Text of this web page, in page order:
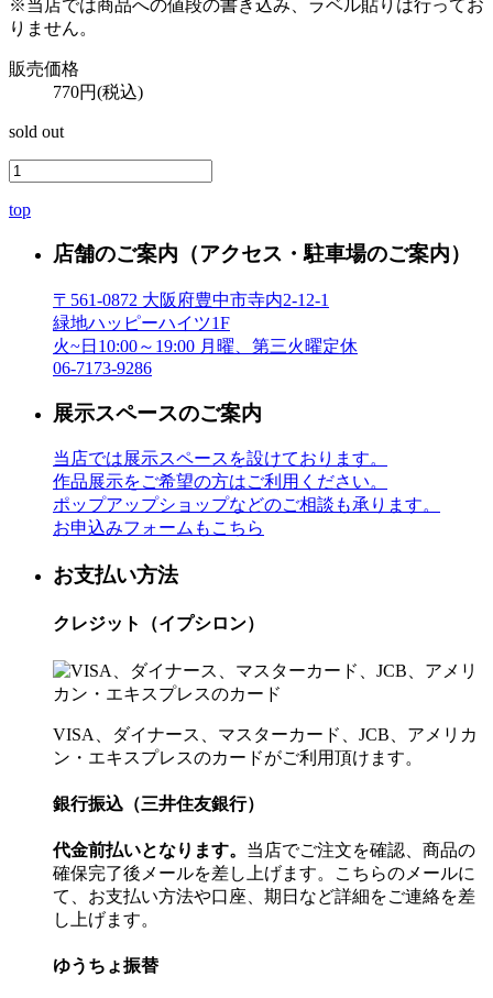
※当店では商品への値段の書き込み、ラベル貼りは行ってお
りません。
販売価格
770円(税込)
sold out
top
店舗のご案内 （アクセス・駐車場のご案内）
〒561-0872 大阪府豊中市寺内2-12-1
緑地ハッピーハイツ1F
火~日10:00～19:00 月曜、第三火曜定休
06-7173-9286
展示スペースのご案内
当店では展示スペースを設けております。
作品展示をご希望の方はご利用ください。
ポップアップショップなどのご相談も承ります。
お申込みフォームもこちら
お支払い方法
クレジット（イプシロン）
VISA、ダイナース、マスターカード、JCB、アメリカ
ン・エキスプレスのカードがご利用頂けます。
銀行振込（三井住友銀行）
代金前払いとなります。 当店でご注文を確認、商品の
確保完了後メールを差し上げます。こちらのメールに
て、お支払い方法や口座、期日など詳細をご連絡を差
し上げます。
ゆうちょ振替